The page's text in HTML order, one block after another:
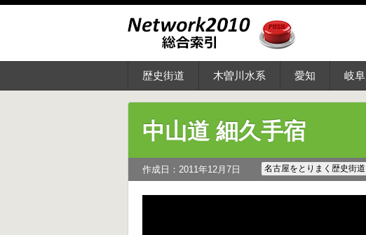
歴史街道 木曽川水系 愛知 岐阜
中山道 細久手宿
作成日：2011年12月7日 名古屋をとりまく歴史街道